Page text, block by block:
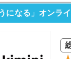
になる」オンラ